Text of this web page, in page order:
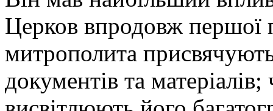
Церков впродовж
митрополита
документів та